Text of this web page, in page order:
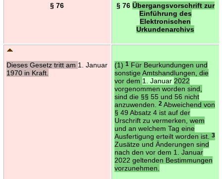
§ 76 § 76 Übergangsvorschrift zur
Einführung des
Elektronischen
Urkundenarchivs
Dieses Gesetz tritt am 1. Januar
1970 in Kraft.
(1) 1Für Beurkundungen und
sonstige Amtshandlungen, die
vor dem 1. Januar 2022
vorgenommen worden sind,
sind die §§ 55 und 56 nicht
anzuwenden.
2Abweichend von
§ 49 Absatz 4 ist auf der
Urschrift zu vermerken, wem
und an welchem Tag eine
Ausfertigung erteilt worden ist.
3
Zusätze und Änderungen sind
nach den vor dem 1. Januar
2022 geltenden Bestimmungen
vorzunehmen.